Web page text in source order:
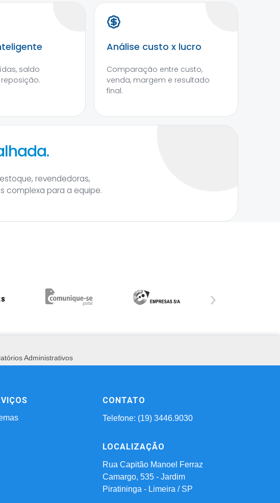
saldo
Análise custo x lucro
Comparação entre custo,
venda, margem e resultado
final.
revendedoras,
complexa para a equipe.
›
Administrativos
CONTATO
Telefone: (19) 3446.9030
LOCALIZAÇÃO
Rua Capitão Manoel Ferraz
Camargo, 535 - Jardim
Piratininga - Limeira / SP